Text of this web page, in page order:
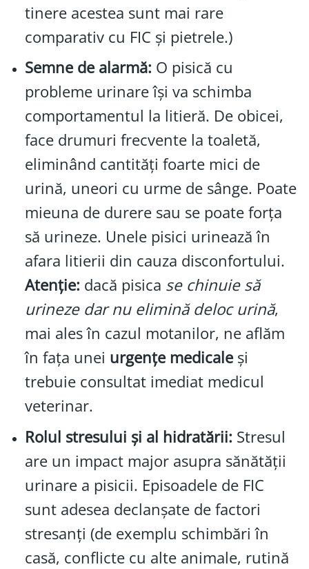
tinere acestea sunt mai rare
comparativ cu FIC și pietrele.)
Semne de alarmă: O pisică cu
probleme urinare își va schimba
comportamentul la litieră. De obicei,
face drumuri frecvente la toaletă,
eliminând cantități foarte mici de
urină, uneori cu urme de sânge. Poate
mieuna de durere sau se poate forța
să urineze. Unele pisici urinează în
afara litierii din cauza disconfortului.
Atenție: dacă pisica se chinuie să
urineze dar nu elimină deloc urină,
mai ales în cazul motanilor, ne aflăm
în fața unei urgențe medicaleși
trebuie consultat imediat medicul
veterinar.
Rolul stresului și al hidratării: Stresul
are un impact major asupra sănătății
urinare a pisicii. Episoadele de FIC
sunt adesea declanșate de factori
stresanți (de exemplu schimbări în
casă, conflicte cu alte animale, rutină